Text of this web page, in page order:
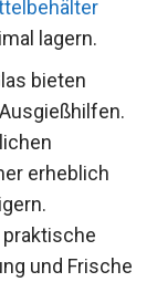
lagern.
bieten
erheblich
und Frische